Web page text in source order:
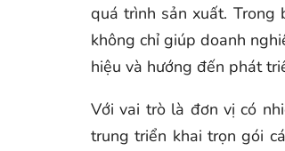
quá trình sản xuất. Trong
không chỉ giúp doanh
hiệu và hướng đến phát
Với vai trò là đơn vị có
trung triển khai trọn gói